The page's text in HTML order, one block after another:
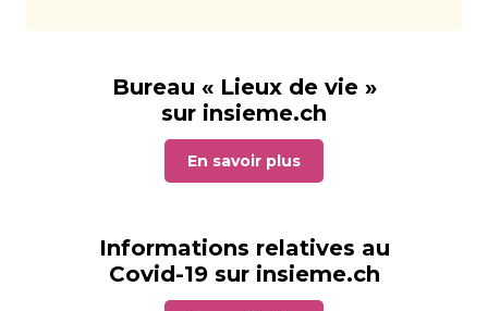
Bureau « Lieux de vie »
sur insieme.ch
En savoir plus
Informations relatives au
Covid-19 sur insieme.ch